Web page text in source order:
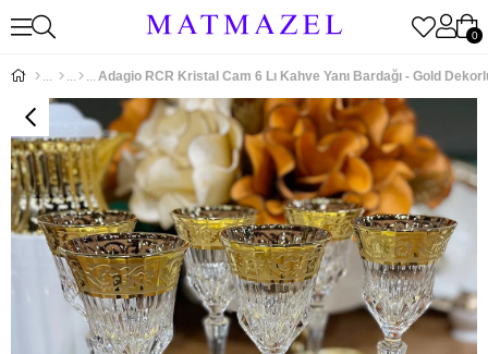
0
Adagio RCR Kristal Cam 6 Lı Kahve Yanı Bardağı - Gold